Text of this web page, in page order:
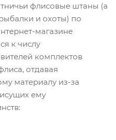
флисовые штаны (а
и охоты) по
магазине
к числу
комплектов
отдавая
материалу из-за
ему